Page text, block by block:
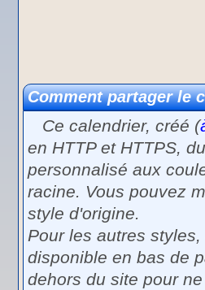
Comment partager le
Ce calendrier, créé (
en HTTP et HTTPS,
personnalisé aux
racine. Vous pouvez
style d'origine.
Pour les autres
disponible en bas de
dehors du site pour